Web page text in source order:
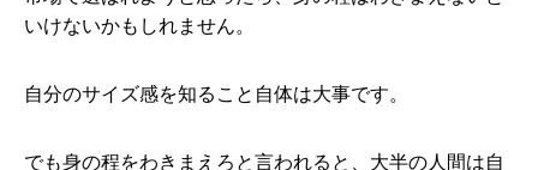
いけないかもしれません。
自分のサイズ感を知ること自体は大事です。
でも身の程をわきまえろと言われると、大半の人間は自